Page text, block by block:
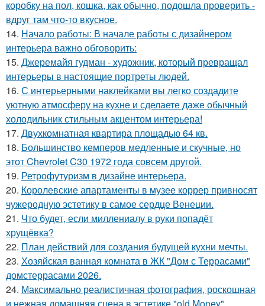
коробку на пол, кошка, как обычно, подошла проверить -
вдруг там что-то вкусное.
14. Начало работы: В начале работы с дизайнером
интерьера важно обговорить:
15. Джеремайя гудман - художник, который превращал
интерьеры в настоящие портреты людей.
16. С интерьерными наклейками вы легко создадите
уютную атмосферу на кухне и сделаете даже обычный
холодильник стильным акцентом интерьера!
17. Двухкомнатная квартира площадью 64 кв.
18. Большинство кемперов медленные и скучные, но
этот Chevrolet C30 1972 года совсем другой.
19. Ретрофутуризм в дизайне интерьера.
20. Королевские апартаменты в музее коррер привносят
чужеродную эстетику в самое сердце Венеции.
21. Что будет, если миллениалу в руки попадёт
хрущёвка?
22. План действий для создания будущей кухни мечты.
23. Хозяйская ванная комната в ЖК "Дом с Террасами"
домстеррасами 2026.
24. Максимально реалистичная фотография, роскошная